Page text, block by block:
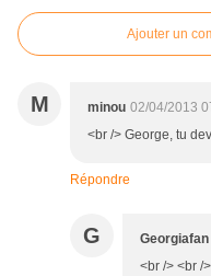
Ajouter un
M minou 02/04/2013
<br /> George, tu
Répondre
G Georgiafan
<br /> <br /